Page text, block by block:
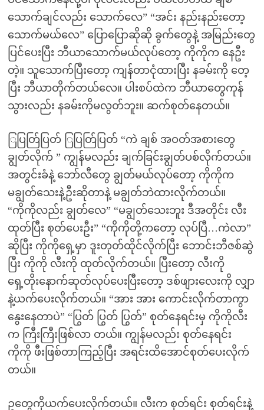
သောက်ချင်လည်း သောက်လေ” “အင်း နည်းနည်းတော့
သောက်မယ်လေ” ပြောပြောဆိုဆို ခွက်တွေနဲ့ အမြည်းတွေ
ပြင်ပေးပြီး ဘီယာသောက်မယ်လုပ်တော့ ကိုကိုက နေဦး
တဲ့။ သူသောက်ပြီးတော့ ကျန်တာငုံထားပြီး နခမ်းကို တေ့
ပြီး ဘီယာတိုက်တယ်လေ။ ပါးစပ်ထဲက ဘီယာတွေကုန်
သွားလည်း နခမ်းကိုမလွတ်ဘူး။ ဆက်စုတ်နေတယ်။
ြပြတ်ြပြတ် ြပြတ်ြပြတ် “ကဲ ချစ် အဝတ်အစားတွေ
ချွတ်လိုက် ” ကျွန်မလည်း ချက်ခြင်းချွတ်ပစ်လိုက်တယ်။
အတွင်းခံနဲ့ ဘော်လီတွေ ချွတ်မယ်လုပ်တော့ ကိုကိုက
မချွတ်သေးနဲ့ဦးဆိုတာနဲ့ မချွတ်ဘဲထားလိုက်တယ်။
“ကိုကိုလည်း ချွတ်လေ” “မချွတ်သေးဘူး ဒီအတိုင်း လီး
ထုတ်ပြီး စုတ်ပေးဦး” “ကိုကိုတို့ကတော့ လုပ်ပြီ…ကဲလာ”
ဆိုပြီး ကိုကိုရှေ့မှာ ဒူးတုတ်ထိုင်လိုက်ပြီး ဘောင်းဘီဇစ်ဆွဲ
ပြီး ကိုကို လီးကို ထုတ်လိုက်တယ်။ ပြီးတော့ လီးကို
ရှေ့တိုးနောက်ဆုတ်လုပ်ပေးပြီးတော့ ဒစ်ဖျားလေးကို လျှာ
နဲ့ယက်ပေးလိုက်တယ်။ “အား အား ကောင်းလိုက်တာကွာ
နွေးနေတာပဲ” “ပြွတ် ပြွတ် ပြွတ်” စုတ်နေရင်းမှ ကိုကိုလီး
က ကြီးကြီးဖြစ်လာ တယ်။ ကျွန်မလည်း စုတ်နေရင်း
ကိုကို ဖီးဖြစ်တာကြည့်ပြီး အရင်းထိအောင်စုတ်ပေးလိုက်
တယ်။
ဥတွေကိုယက်ပေးလိုက်တယ်။ လီးက စုတ်ရင်း စုတ်ရင်းနဲ့